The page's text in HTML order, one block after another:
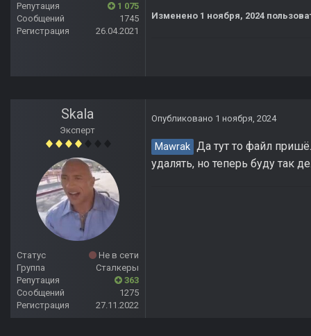
Репутация
1 075
Сообщений
1745
Регистрация
26.04.2021
Изменено 1 ноября, 2024
Skala
Эксперт
Статус
Не в сети
Группа
Сталкеры
Репутация
363
Сообщений
1275
Регистрация
27.11.2022
Опубликовано 1 ноября, 2024
Mawrak Да тут то файл
удалять, но теперь буду так